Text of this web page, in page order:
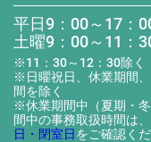
平日9：00～17：
土曜9：00～11：
※11：30～12：30除く
※日曜祝日、休業期間
間を除く
※休業期間中（夏期・
間中の事務取扱時間は、
日・閉室日をご確認くだ